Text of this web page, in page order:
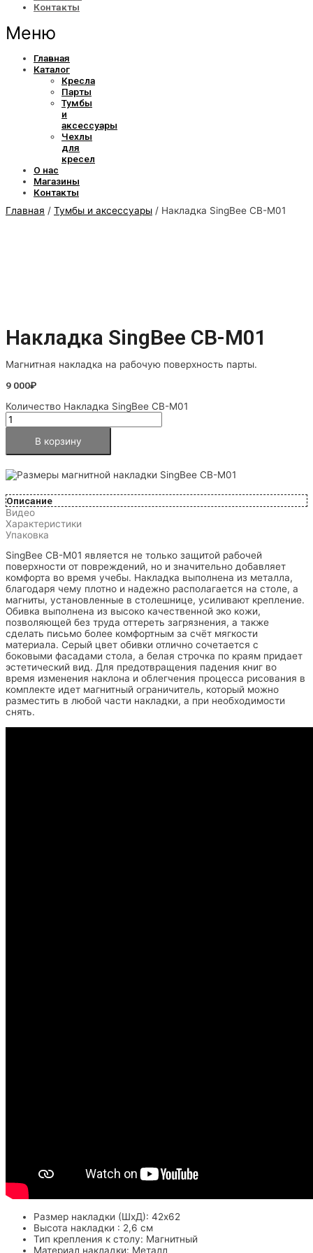
Контакты
Меню
Главная
Каталог
Кресла
Парты
Тумбы
и
аксессуары
Чехлы
для
кресел
О нас
Магазины
Контакты
Главная / Тумбы и аксессуары / Накладка SingBee CB-M01
Накладка SingBee CB-M01
Магнитная накладка на рабочую поверхность парты.
9 000₽
Количество Накладка SingBee CB-M01
В корзину
Описание
Видео
Характеристики
Упаковка
SingBee CB-M01 является не только защитой рабочей
поверхности от повреждений, но и значительно добавляет
комфорта во время учебы. Накладка выполнена из металла,
благодаря чему плотно и надежно располагается на столе, а
магниты, установленные в столешнице, усиливают крепление.
Обивка выполнена из высоко качественной эко кожи,
позволяющей без труда оттереть загрязнения, а также
сделать письмо более комфортным за счёт мягкости
материала. Серый цвет обивки отлично сочетается с
боковыми фасадами стола, а белая строчка по краям придает
эстетический вид. Для предотвращения падения книг во
время изменения наклона и облегчения процесса рисования в
комплекте идет магнитный ограничитель, который можно
разместить в любой части накладки, а при необходимости
снять.
Размер накладки (ШхД): 42х62
Высота накладки : 2,6 см
Тип крепления к столу: Магнитный
Материал накладки: Металл